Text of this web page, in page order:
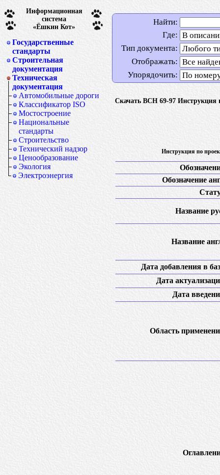
Информационная
система
«Ёшкин Кот»
Государственные
стандарты
Строительная
документация
Техническая
документация
Автомобильные дороги
Классификатор ISO
Мостостроение
Национальные
стандарты
Строительство
Технический надзор
Ценообразование
Экология
Электроэнергия
Найти:
Где:
Тип документа:
Отображать:
Упорядочить:
Скачать ВСН 69-97 Инструкция
Инструкция по
Обозначение
Название
Название
Дата добавления в
Дата
Дата
Область